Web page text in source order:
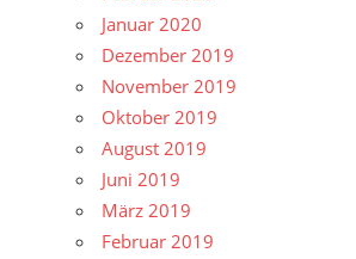
Januar 2020
Dezember 2019
November 2019
Oktober 2019
August 2019
Juni 2019
März 2019
Februar 2019